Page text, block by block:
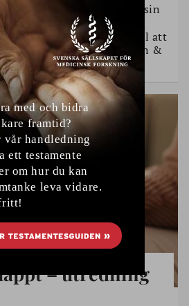
brukar få beröm för sin
Så är han också
om sig själv och se till att
inte minst nu när Sten &
runt på turné.
– utredning